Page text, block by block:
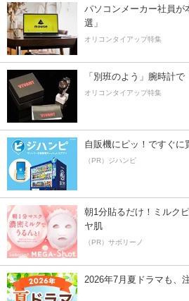
パソコンメーカー社員が
選」
オリコンタイアップ特集
「別班のよう」腕時計
オリコンタイアップ特集
自販機にピッ！ですぐに
（PR）ジハンピ
朝1分貼るだけ！ミルク
ヤ肌
（PR）サボリーノ
2026年7月夏ドラマも、